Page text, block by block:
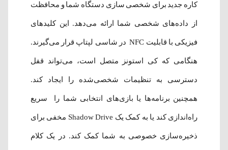
کاره جدید برای شخصی سازی دستگاه شما و محافظت
از داده‌‌های شخصی شما ارائه می‌دهد. این کلیدهای
فیزیکی با قابلیت NFC در شاسی لپتاپ قرار می‌گیرند.
هنگامی که کی استونز متصل است، می‌تواند قفل
دسترسی به تنظیمات شخصی‌شده‌ را ایجاد کند.
همچنین برنامه‌ها یا بازی‌های انتخابی شما را سریع
راه‌اندازی کند یا به کمک یک Shadow Drive مخفی برای
ذخیره‌سازی خصوصی به شما کمک کند. در یک کلام